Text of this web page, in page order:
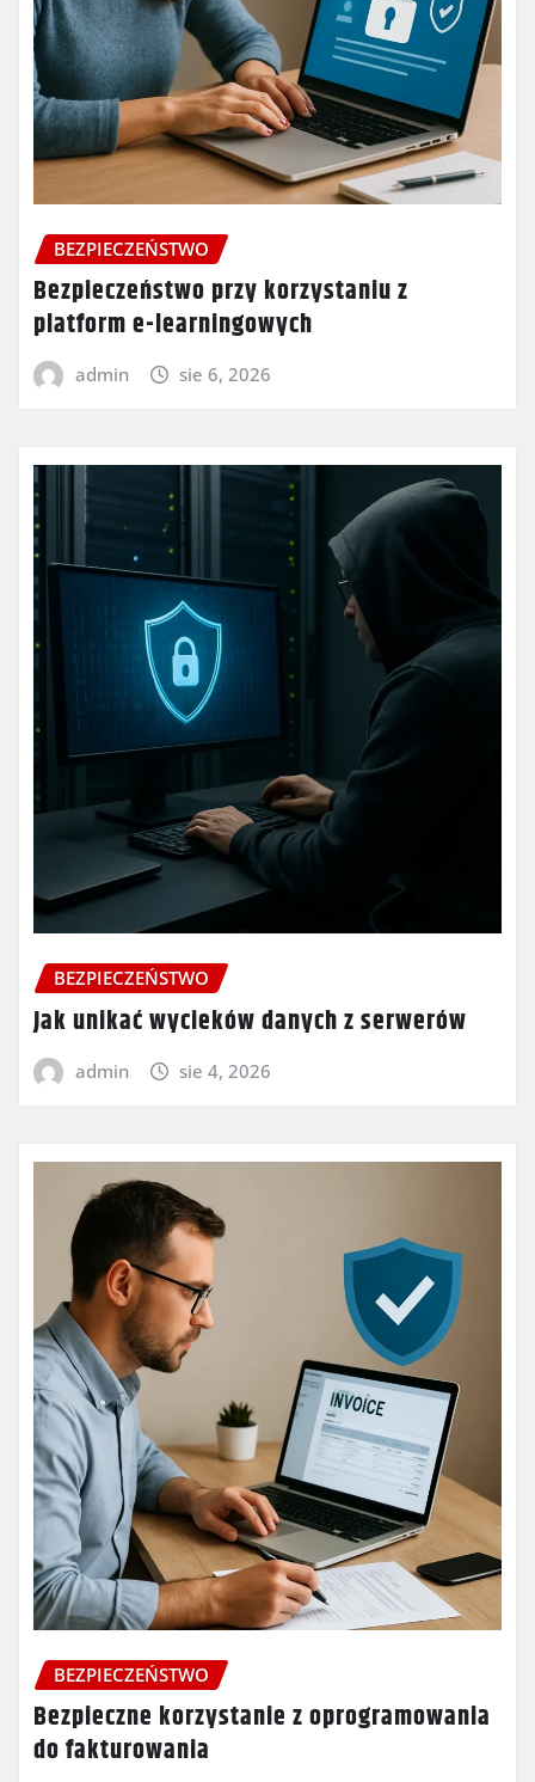
BEZPIECZEŃSTWO
Bezpieczeństwo przy korzystaniu z
platform e-learningowych
admin sie 6, 2026
BEZPIECZEŃSTWO
Jak unikać wycieków danych z serwerów
admin sie 4, 2026
BEZPIECZEŃSTWO
Bezpieczne korzystanie z oprogramowania
do fakturowania